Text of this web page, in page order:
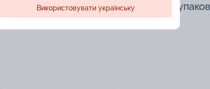
Доступная
Використовувати українську